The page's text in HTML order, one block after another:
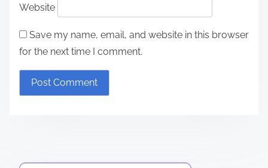
Website
Save my name, email, and website in this browser
for the next time I comment.